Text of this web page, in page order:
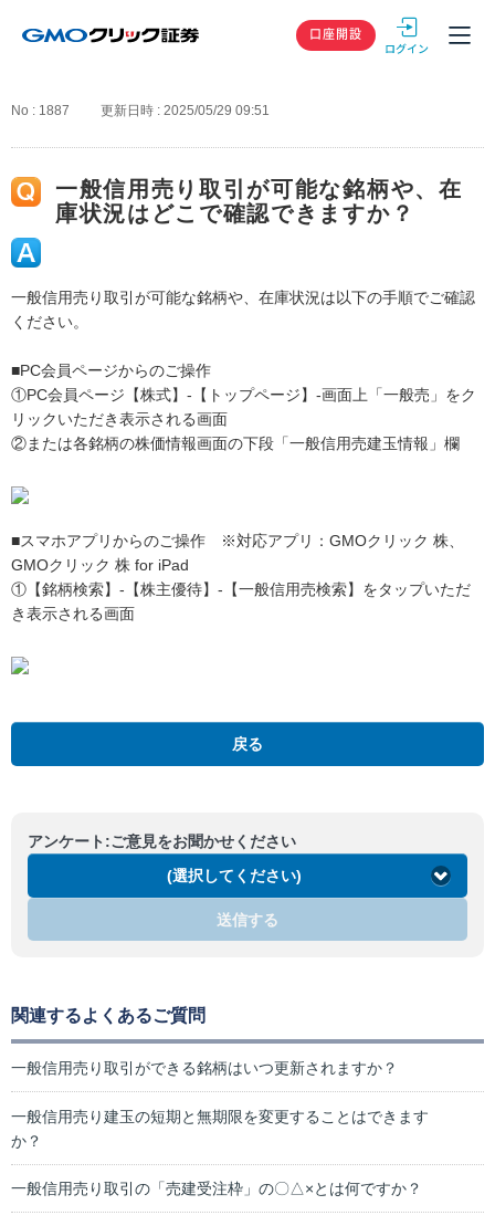
GMOクリック
口座開設
No : 1887 更新日時 : 2025/05/29 09:51
一般信用売り取引が可能な銘柄や、在
庫状況はどこで確認できますか？
一般信用売り取引が可能な銘柄や、在庫状況は以下の手順でご確認
ください。
■PC会員ページからのご操作
①PC会員ページ【株式】-【トップページ】-画面上「一般売」をク
リックいただき表示される画面
②または各銘柄の株価情報画面の下段「一般信用売建玉情報」欄
■スマホアプリからのご操作 ※対応アプリ：GMOクリック 株、
GMOクリック 株 for iPad
①【銘柄検索】-【株主優待】-【一般信用売検索】をタップいただ
き表示される画面
戻る
アンケート:ご意見をお聞かせください
(選択してください)
送信する
関連するよくあるご質問
一般信用売り取引ができる銘柄はいつ更新されますか？
一般信用売り建玉の短期と無期限を変更することはできます
か？
一般信用売り取引の「売建受注枠」の〇△×とは何ですか？